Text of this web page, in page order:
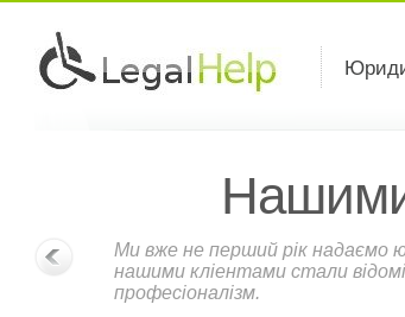
Ми вже не перший рік надаємо
нашими кліентами стали
професіоналізм.